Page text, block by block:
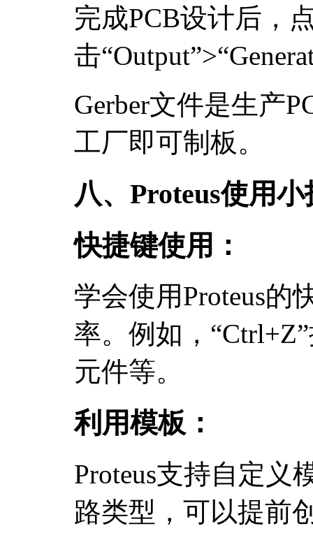
完成PCB设计后，
击
Gerber文件是生产
工厂即可制板。
八、Proteus使用
快捷键使用：
学会使用Proteus的
率。例如，
元件等。
利用模板：
Proteus支持自定义
路类型，可以提前